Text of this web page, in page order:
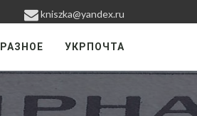
kniszka@yandex.ru
УКРПОЧТА